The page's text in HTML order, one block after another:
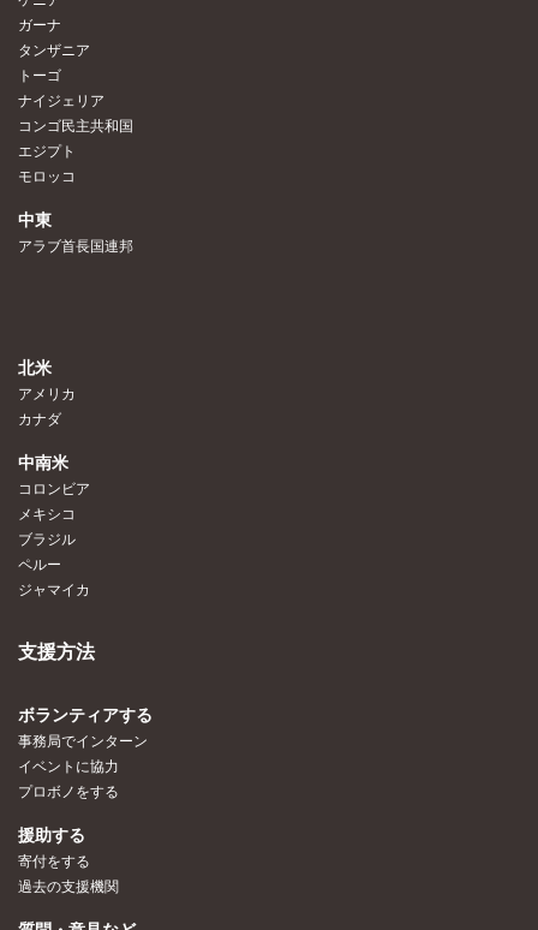
ガーナ
タンザニア
トーゴ
ナイジェリア
コンゴ民主共和国
エジプト
モロッコ
中東
アラブ首長国連邦
北米
アメリカ
カナダ
中南米
コロンビア
メキシコ
ブラジル
ペルー
ジャマイカ
支援方法
ボランティアする
事務局でインターン
イベントに協力
プロボノをする
援助する
寄付をする
過去の支援機関